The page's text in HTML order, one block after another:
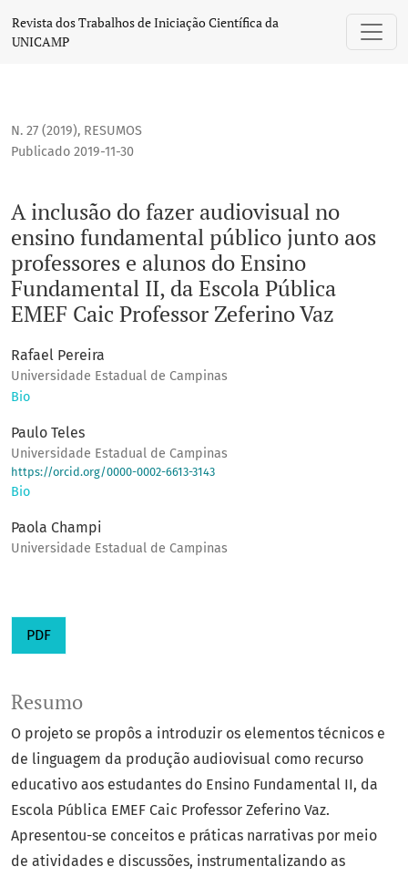
A inclusão do fazer audiovisual no ensino fundamental
Revista dos Trabalhos de Iniciação Científica da
UNICAMP
N. 27 (2019), RESUMOS
A inclusão do fazer audiovisual no
ensino fundamental público junto aos
professores e alunos do Ensino
Fundamental II, da Escola Pública
EMEF Caic Professor Zeferino Vaz
Publicado 2019-11-30
Rafael Pereira
Universidade Estadual de Campinas
Bio
Paulo Teles
Universidade Estadual de Campinas
https://orcid.org/0000-0002-6613-3143
Bio
Paola Champi
Universidade Estadual de Campinas
PDF
Resumo
O projeto se propôs a introduzir os elementos técnicos e
de linguagem da produção audiovisual como recurso
educativo aos estudantes do Ensino Fundamental II, da
Escola Pública EMEF Caic Professor Zeferino Vaz.
Apresentou-se conceitos e práticas narrativas por meio
de atividades e discussões, instrumentalizando as